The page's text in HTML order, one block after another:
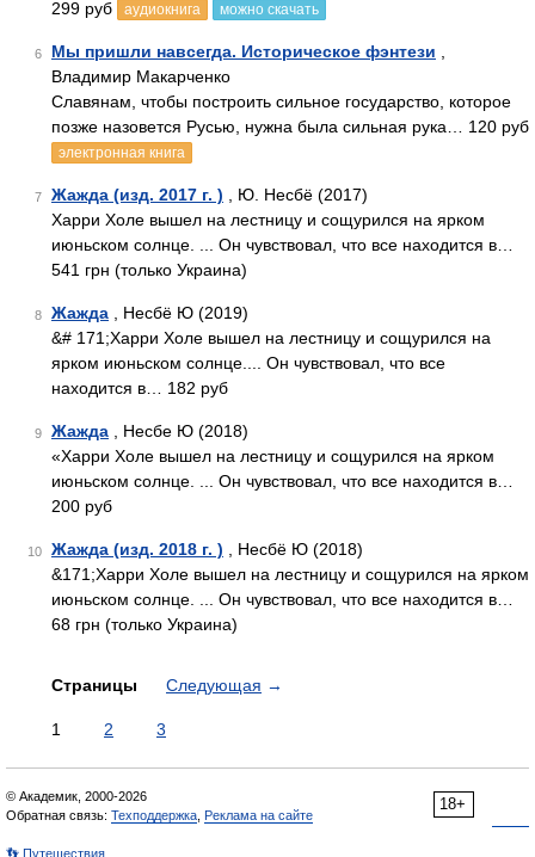
299 руб
аудиокнига можно скачать
6 Мы пришли навсегда. Историческое фэнтези
Владимир Макарченко
Славянам, чтобы построить сильное государство, которое
позже назовется Русью, нужна была сильная рука… 120 руб
электронная книга
7 Жажда (изд. 2017 г. ) , Ю. Несбё (2017)
Харри Холе вышел на лестницу и сощурился на ярком
июньском солнце. ... Он чувствовал, что все находится в…
541 грн (только Украина)
8 Жажда , Несбё Ю (2019)
&# 171;Харри Холе вышел на лестницу и сощурился на
ярком июньском солнце.... Он чувствовал, что все
находится в… 182 руб
9 Жажда , Несбе Ю (2018)
«Харри Холе вышел на лестницу и сощурился на ярком
июньском солнце. ... Он чувствовал, что все находится в…
200 руб
10 Жажда (изд. 2018 г. ) , Несбё Ю (2018)
&171;Харри Холе вышел на лестницу и сощурился на ярком
июньском солнце. ... Он чувствовал, что все находится в…
68 грн (только Украина)
Страницы Следующая →
1 2 3
18+
© Академик, 2000-2026
Обратная связь: Техподдержка Реклама на сайте
👣 Путешествия